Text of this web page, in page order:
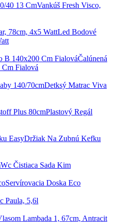
Vankúš Fresh Visco,
Led Bodové
Čalúnená
Fialová
Detksý Matrac Viva
Plastový Regál
Držiak Na Zubnú Kefku
Wc Čistiaca Sada Kim
Servírovacia Doska Eco
Paula, 5,6l